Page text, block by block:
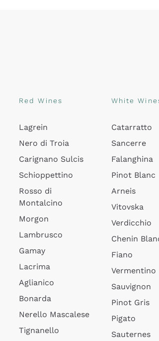
Red Wines
Lagrein
Nero di Troia
Carignano Sulcis
Schioppettino
Rosso di
Montalcino
Morgon
Lambrusco
Gamay
Lacrima
Aglianico
Bonarda
Nerello Mascalese
Tignanello
White
Catarratto
Sancerre
Falanghina
Pinot Blanc
Arneis
Vitovska
Verdicchio
Chenin
Fiano
Vermentino
Sauvignon
Pinot Gris
Pigato
Sauternes